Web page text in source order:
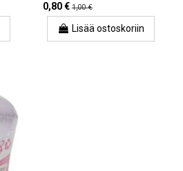
0,80 € 1,00 €
Lisää ostoskoriin